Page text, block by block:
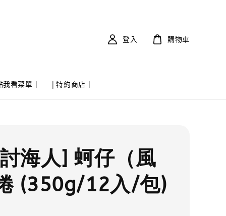
我看菜單｜ | 特約商店｜
登入 購物車
海人] 蚵仔（風
(350g/12入/包)